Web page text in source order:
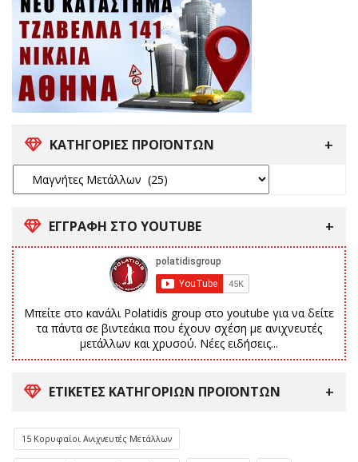
ΚΑΤΗΓΟΡΙΕΣ ΠΡΟΪΟΝΤΩΝ
ΕΓΓΡΑΦΗ ΣΤΟ YOUTUBE
Μπείτε στο κανάλι Polatidis group στο youtube για να δείτε
τα πάντα σε βιντεάκια που έχουν σχέση με ανιχνευτές
μετάλλων και χρυσού. Νέες ειδήσεις...
ΕΤΙΚΈΤΕΣ ΚΑΤΗΓΟΡΙΏΝ ΠΡΟΪΌΝΤΩΝ
15 Κορυφαίοι Ανιχνευτές Μετάλλων